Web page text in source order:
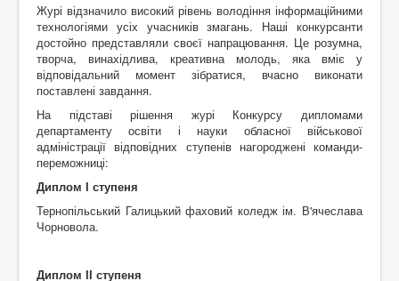
Журі відзначило високий рівень володіння інформаційними
технологіями усіх учасників змагань. Наші конкурсанти
достойно представляли своєї напрацювання. Це розумна,
творча, винахідлива, креативна молодь, яка вміє у
відповідальний момент зібратися, вчасно виконати
поставлені завдання.
На підставі рішення журі Конкурсу дипломами
департаменту освіти і науки обласної військової
адміністрації відповідних ступенів нагороджені команди-
переможниці:
Диплом І ступеня
Тернопільський Галицький фаховий коледж ім. В'ячеслава
Чорновола.
Диплом ІІ ступеня